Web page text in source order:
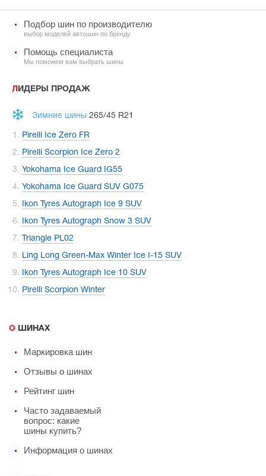
Подбор шин по производителю
выбор моделей автошин по бренду
Помощь специалиста
Мы поможем вам выбрать шины
ЛИДЕРЫ ПРОДАЖ
Зимние шины 265/45 R21
Pirelli Ice Zero FR
Pirelli Scorpion Ice Zero 2
Yokohama Ice Guard IG55
Yokohama Ice Guard SUV G075
Ikon Tyres Autograph Ice 9 SUV
Ikon Tyres Autograph Snow 3 SUV
Triangle PL02
Ling Long Green-Max Winter Ice I-15 SUV
Ikon Tyres Autograph Ice 10 SUV
Pirelli Scorpion Winter
О ШИНАХ
Маркировка шин
Отзывы о шинах
Рейтинг шин
Часто задаваемый
вопрос: какие
шины купить?
Информация о шинах